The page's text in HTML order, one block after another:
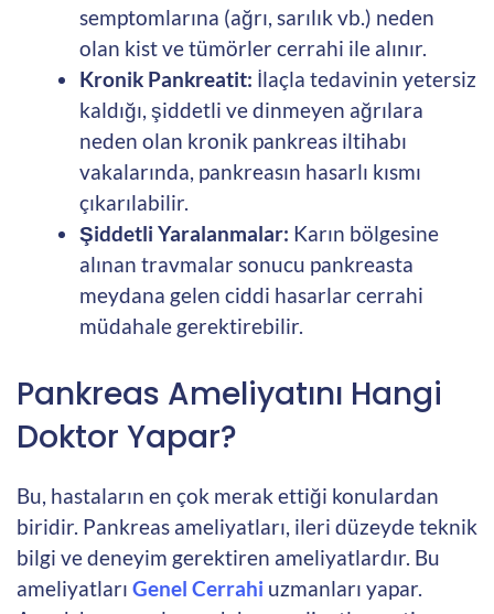
semptomlarına (ağrı, sarılık vb.) neden
olan kist ve tümörler cerrahi ile alınır.
Kronik Pankreatit: İlaçla tedavinin yetersiz
kaldığı, şiddetli ve dinmeyen ağrılara
neden olan kronik pankreas iltihabı
vakalarında, pankreasın hasarlı kısmı
çıkarılabilir.
Şiddetli Yaralanmalar: Karın bölgesine
alınan travmalar sonucu pankreasta
meydana gelen ciddi hasarlar cerrahi
müdahale gerektirebilir.
Pankreas Ameliyatını Hangi
Doktor Yapar?
Bu, hastaların en çok merak ettiği konulardan
biridir. Pankreas ameliyatları, ileri düzeyde teknik
bilgi ve deneyim gerektiren ameliyatlardır. Bu
ameliyatları Genel Cerrahi uzmanları yapar.